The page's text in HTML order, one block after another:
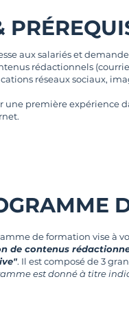
aux salariés et
rédactionnels
réseaux sociaux,
une première expérience
de formation vise à
de contenus
. Il est composé de 3
est donné à titre